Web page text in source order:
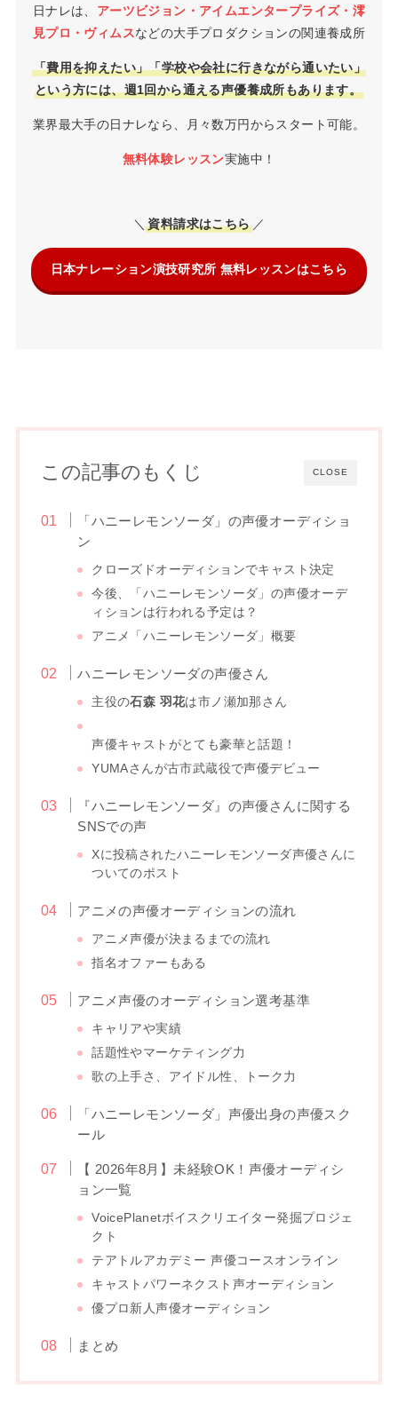
日ナレは、 アーツビジョン・アイムエンタープライズ・澪
見プロ・ヴィムスなどの大手プロダクションの関連養成所
「費用を抑えたい」「学校や会社に行きながら通いたい」
という方には、週1回から通える声優養成所もあります。
業界最大手の日ナレなら、月々数万円からスタート可能。
無料体験レッスン実施中！
＼資料請求はこちら／
日本ナレーション演技研究所 無料レッスンはこちら
CLOSE
この記事のもくじ
「ハニーレモンソーダ」の声優オーディショ
ン
クローズドオーディションでキャスト決定
今後、「ハニーレモンソーダ」の声優オーデ
ィションは行われる予定は？
アニメ「ハニーレモンソーダ」概要
ハニーレモンソーダの声優さん
主役の石森 羽花は市ノ瀬加那さん
声優キャストがとても豪華と話題！
YUMAさんが古市武蔵役で声優デビュー
『ハニーレモンソーダ』の声優さんに関する
SNSでの声
Xに投稿されたハニーレモンソーダ声優さんに
ついてのポスト
アニメの声優オーディションの流れ
アニメ声優が決まるまでの流れ
指名オファーもある
アニメ声優のオーディション選考基準
キャリアや実績
話題性やマーケティング力
歌の上手さ、アイドル性、トーク力
「ハニーレモンソーダ」声優出身の声優スク
ール
【 2026年8月】未経験OK！声優オーディシ
ョン一覧
VoicePlanetボイスクリエイター発掘プロジェ
クト
テアトルアカデミー 声優コースオンライン
キャストパワーネクスト声オーディション
優プロ新人声優オーディション
まとめ